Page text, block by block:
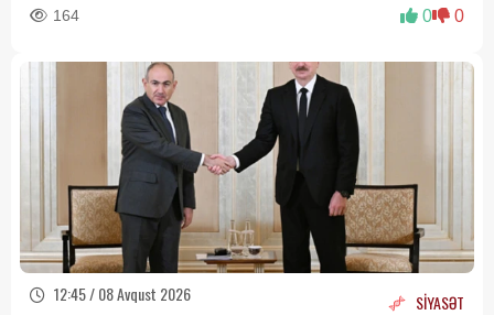
164 0 0
12:45 / 08 Avqust 2026 SİYASƏT